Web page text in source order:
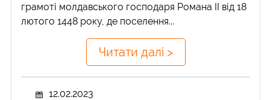
грамоті молдавського господаря Романа ІІ від 18
лютого 1448 року, де поселення...
Читати далі >
12.02.2023